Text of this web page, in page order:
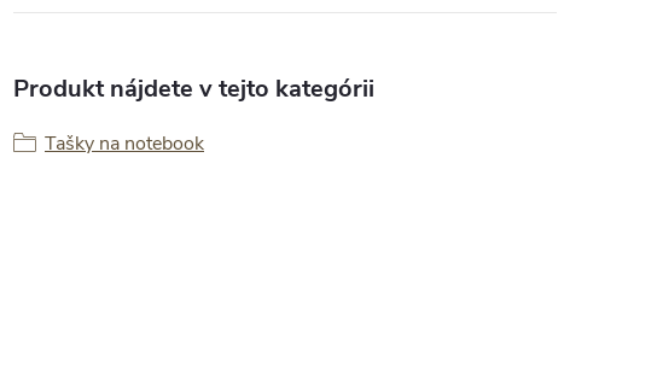
Produkt nájdete v tejto kategórii
Tašky na notebook